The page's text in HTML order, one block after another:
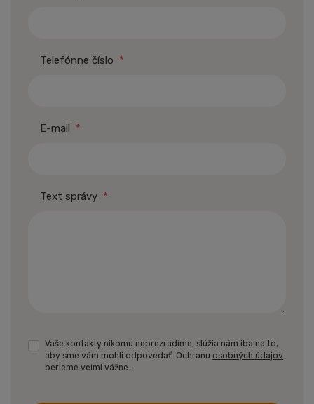
Telefónne číslo *
E-mail *
Text správy *
Vaše kontakty nikomu neprezradíme, slúžia nám iba na to,
aby sme vám mohli odpovedať. Ochranu osobných údajov
berieme veľmi vážne.